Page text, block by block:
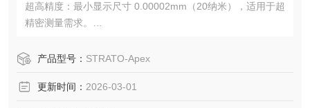
超高精度：最小显示尺寸 0.00002mm（20纳米），适用于超
精密测量需求。
大幅提升检测效率。
5;3000&amp;amp;amp;#215;1600mm，满足大型工件检测
产品型号： STRATO-Apex
更新时间： 2026-03-01